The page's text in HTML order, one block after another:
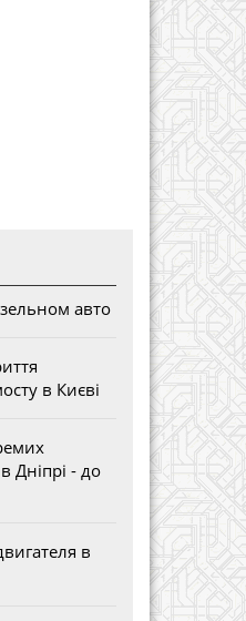
авто
в Києві
Дніпрі - до
в